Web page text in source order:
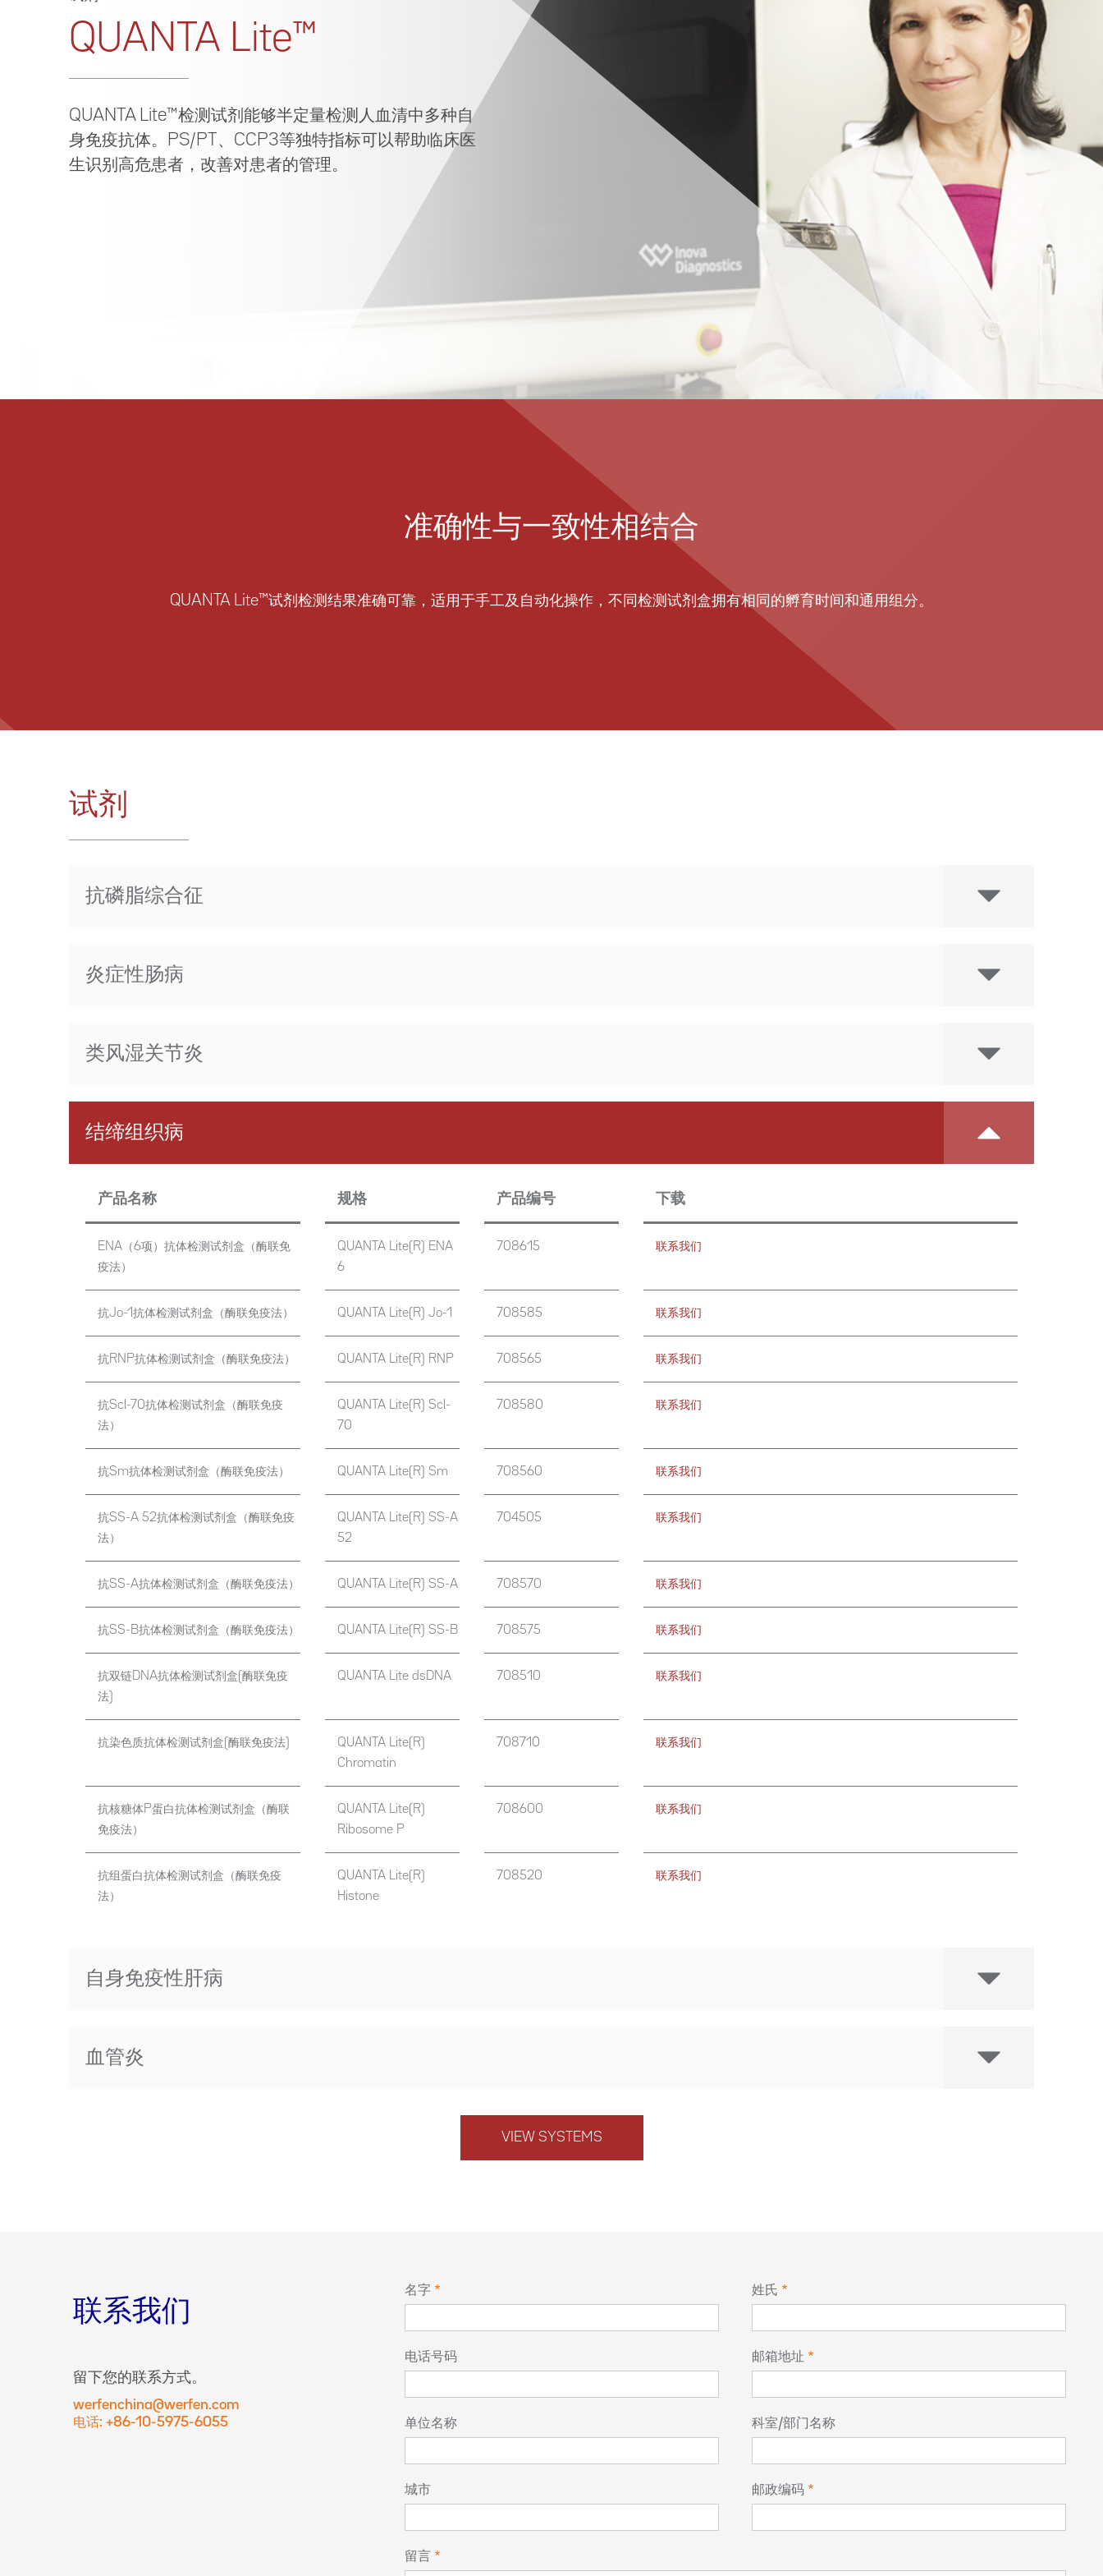
QUANTA Lite™
QUANTA Lite™检测试剂能够半定量检测人血清中多种自
身免疫抗体。PS/PT、CCP3等独特指标可以帮助临床医
生识别高危患者，改善对患者的管理。
准确性与一致性相结合
QUANTA Lite™试剂检测结果准确可靠，适用于手工及自动化操作，不同检测试剂盒拥有相同的孵育时间和通用组分。
试剂
抗磷脂综合征
炎症性肠病
类风湿关节炎
结缔组织病
产品名称 规格 产品编号 下载
ENA（6项）抗体检测试剂盒（酶联免
疫法）
QUANTA Lite(R) ENA
6
708615 联系我们
抗Jo-1抗体检测试剂盒（酶联免疫法） QUANTA Lite(R) Jo-1 708585 联系我们
抗RNP抗体检测试剂盒（酶联免疫法） QUANTA Lite(R) RNP 708565 联系我们
抗Scl-70抗体检测试剂盒（酶联免疫
法）
QUANTA Lite(R) Scl-
70
708580 联系我们
抗Sm抗体检测试剂盒（酶联免疫法） QUANTA Lite(R) Sm 708560 联系我们
抗SS-A 52抗体检测试剂盒（酶联免疫
法）
QUANTA Lite(R) SS-A
52
704505 联系我们
抗SS-A抗体检测试剂盒（酶联免疫法） QUANTA Lite(R) SS-A 708570 联系我们
抗SS-B抗体检测试剂盒（酶联免疫法） QUANTA Lite(R) SS-B 708575 联系我们
抗双链DNA抗体检测试剂盒(酶联免疫
法)
QUANTA Lite dsDNA 708510 联系我们
抗染色质抗体检测试剂盒(酶联免疫法)
QUANTA Lite(R)
Chromatin
708710 联系我们
抗核糖体P蛋白抗体检测试剂盒（酶联
免疫法）
QUANTA Lite(R)
Ribosome P
708600 联系我们
抗组蛋白抗体检测试剂盒（酶联免疫
法）
QUANTA Lite(R)
Histone
708520 联系我们
自身免疫性肝病
血管炎
VIEW SYSTEMS
联系我们
留下您的联系方式。
werfenchina@werfen.com
电话: +86-10-5975-6055
名字 姓氏
电话号码 邮箱地址
单位名称 科室/部门名称
城市 邮政编码
留言